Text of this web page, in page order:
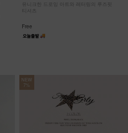
유니크한 드로잉 아트와 레터링의 루즈핏
티셔츠
Free
NEW
7%